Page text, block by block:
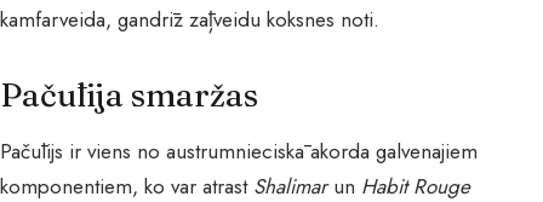
kamfarveida, gandrīz zāļveidu koksnes noti.
Pačūlija smaržas
Pačūlijs ir viens no austrumnieciskā akorda galvenajiem
komponentiem, ko var atrast Shalimarun Habit Rouge